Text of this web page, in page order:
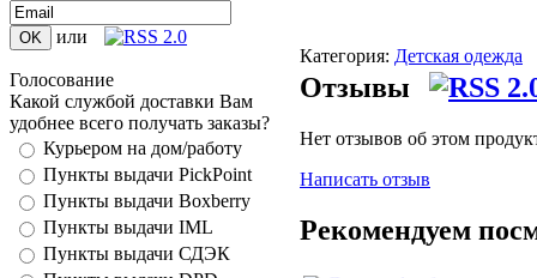
или
Голосование
Какой службой доставки Вам
удобнее всего получать заказы?
Курьером на дом/работу
Пункты выдачи PickPoint
Пункты выдачи Boxberry
Пункты выдачи IML
Пункты выдачи СДЭК
Категория: Детская одежда
Отзывы
Нет отзывов об этом
Написать отзыв
Рекомендуем